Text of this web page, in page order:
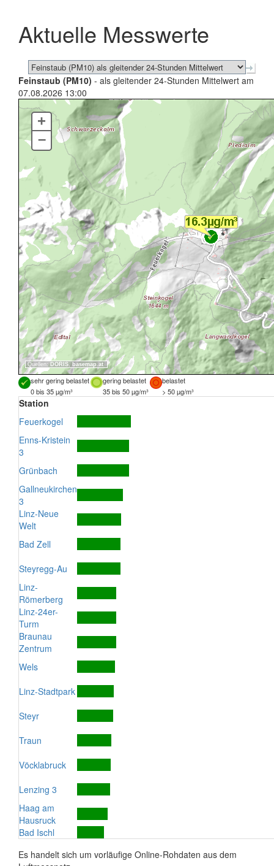
schließen
Aktuelle Messwerte
Feinstaub (PM10) - als gleitender 24-Stunden Mittelwert am
07.08.2026 13:00
Quellen: DORIS, basemap.at
+
–
sehr gering belastet gering belastet
belastet
0 bis 35 µg/m³
35 bis 50 µg/m³ > 50 µg/m³
Station
Feuerkogel
Enns-Kristein
3
Grünbach
Gallneukirchen
3
Linz-Neue
Welt
Bad Zell
Steyregg-Au
Linz-
Römerberg
Linz-24er-
Turm
Braunau
Zentrum
Wels
Linz-Stadtpark
Steyr
Traun
Vöcklabruck
Lenzing 3
Haag am
Hausruck
Bad Ischl
Es handelt sich um vorläufige Online-Rohdaten aus dem